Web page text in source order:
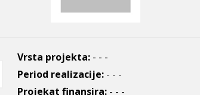
Vrsta projekta: - - -
Period realizacije: - - -
Projekat finansira: - - -